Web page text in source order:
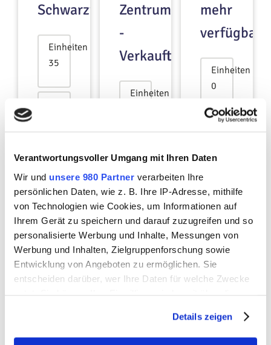
Verantwortungsvoller Umgang mit Ihren Daten
Wir und unsere 980 Partner verarbeiten Ihre
persönlichen Daten, wie z. B. Ihre IP-Adresse, mithilfe
von Technologien wie Cookies, um Informationen auf
Ihrem Gerät zu speichern und darauf zuzugreifen und so
personalisierte Werbung und Inhalte, Messungen von
Werbung und Inhalten, Zielgruppenforschung sowie
Entwicklung von Angeboten zu ermöglichen. Sie
entscheiden darüber, wer Ihre Daten für welche Zwecke
Trigger Symbol ändern oder widerrufen
Details zeigen
Schwarzwald
Einheiten
35
Zentrumslage
-
Verkauft
Einheiten
83.64
-
86.28
2
mehr
verfügbar.
Einheiten
0